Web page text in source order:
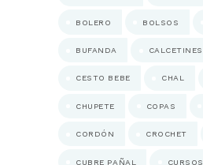
BOLERO BOLSOS
BUFANDA CALCETINES
CESTO BEBE CHAL
CHUPETE COPAS
CORDÓN CROCHET
CUBRE PAÑAL CURSOS